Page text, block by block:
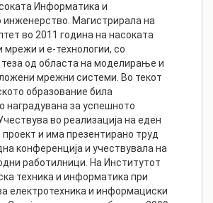
Информатика и
инженерство. Магистрирала на
во 2011 година на насоката
мрежи и е-технологии, со
од областа на моделирање и
мрежни системи. Во текот
образование била
наградувана за успешното
во реализација на еден
и има презентирано труд
конференција и учествувала на
работилници. На Институтот
техника и информатика при
електротехника и информациски